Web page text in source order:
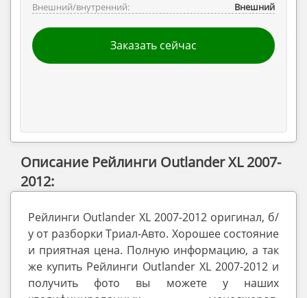
Внешний/внутренний:
Внешний
Заказать сейчас
Описание Рейлинги Outlander XL 2007-
2012:
Рейлинги Outlander XL 2007-2012 оригинал, б/
у от разборки Триал-Авто. Хорошее состояние
и приятная цена. Полную информацию, а так
же купить Рейлинги Outlander XL 2007-2012 и
получить фото вы можете у наших